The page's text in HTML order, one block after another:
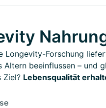
Longevity-Forschung
Altern beeinflussen – und
Ziel? Lebensqualität